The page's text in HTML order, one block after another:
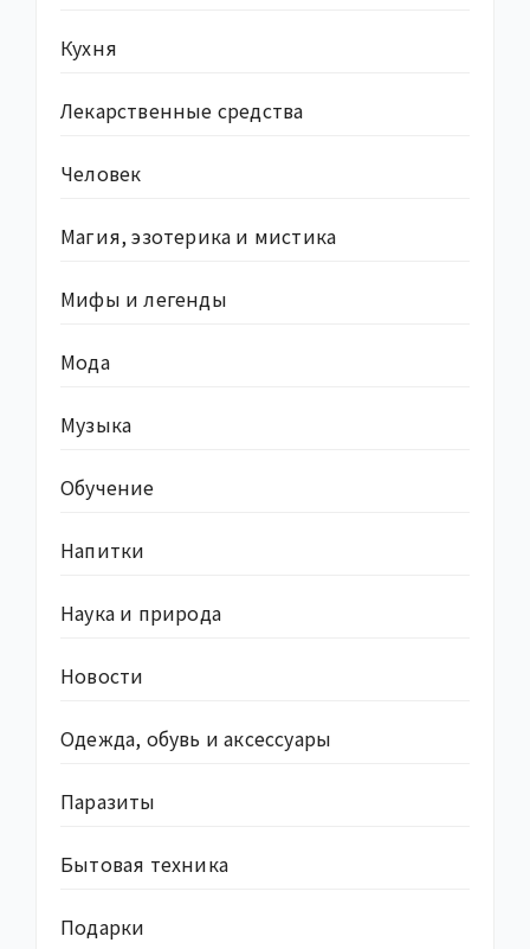
Кухня
Лекарственные средства
Человек
Магия, эзотерика и мистика
Мифы и легенды
Мода
Музыка
Обучение
Напитки
Наука и природа
Новости
Одежда, обувь и аксессуары
Паразиты
Бытовая техника
Подарки